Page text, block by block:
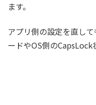
ます。
アプリ側の設定を直し
ードやOS側のCapsLock